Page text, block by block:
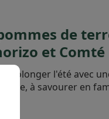
de
et Comté
prolonger l'été avec
à savourer en